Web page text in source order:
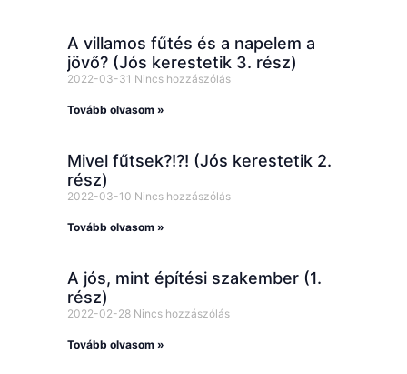
A villamos fűtés és a napelem a
jövő? (Jós kerestetik 3. rész)
2022-03-31 Nincs hozzászólás
Tovább olvasom »
Mivel fűtsek?!?! (Jós kerestetik 2.
rész)
2022-03-10 Nincs hozzászólás
Tovább olvasom »
A jós, mint építési szakember (1.
rész)
2022-02-28 Nincs hozzászólás
Tovább olvasom »